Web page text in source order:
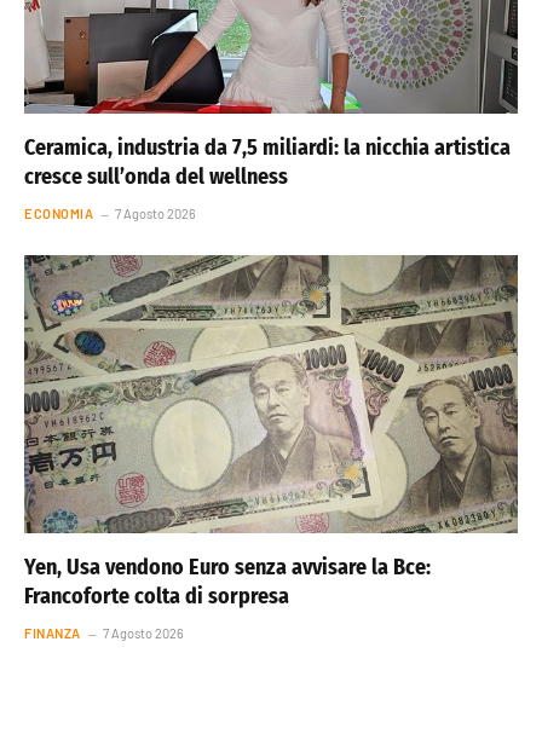
Ceramica, industria da 7,5 miliardi: la nicchia artistica
cresce sull’onda del wellness
ECONOMIA 7 Agosto 2026
Yen, Usa vendono Euro senza avvisare la Bce:
Francoforte colta di sorpresa
FINANZA 7 Agosto 2026